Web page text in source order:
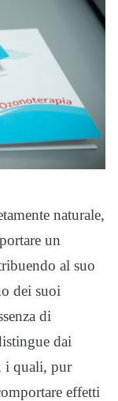
naturale,
un
al suo
dei suoi
di
dai
i quali, pur
effetti